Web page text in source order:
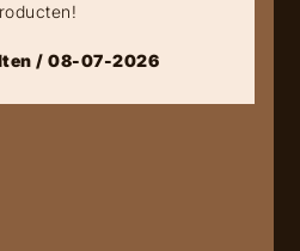
/ 08-07-2026